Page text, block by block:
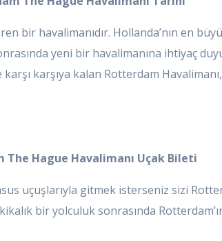
bir havalimanıdır. Hollanda’nın en
yeni bir havalimanına ihtiyaç
karşıya kalan Rotterdam
The Hague Havalimanı Uçak Bileti
uçuşlarıyla gitmek isterseniz sizi
bir yolculuk sonrasında